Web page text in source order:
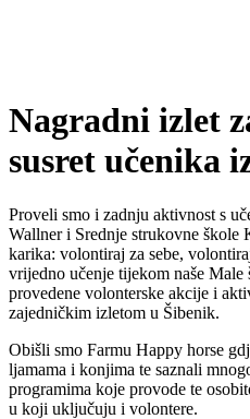
Nagradni izlet
susret učenika
Proveli smo i zadnju aktivnost s
Wallner i Srednje strukovne
karika: volontiraj za sebe,
vrijedno učenje tijekom naše
provedene volonterske akcije i
zajedničkim izletom u Šibenik.
Obišli smo Farmu Happy horse
ljamama i konjima te saznali
programima koje provode te
u koji uključuju i volontere.